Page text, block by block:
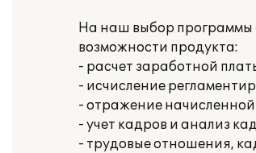
На наш выбор программы
возможности продукта:
- расчет заработной
- исчисление
- отражение
- учет кадров и анализ
- трудовые отношения,